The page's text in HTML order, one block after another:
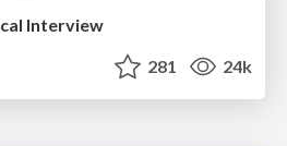
Interview
281 24k